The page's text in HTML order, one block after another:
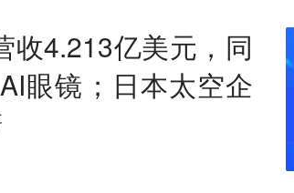
收4.213亿美元，同
眼镜；日本太空企